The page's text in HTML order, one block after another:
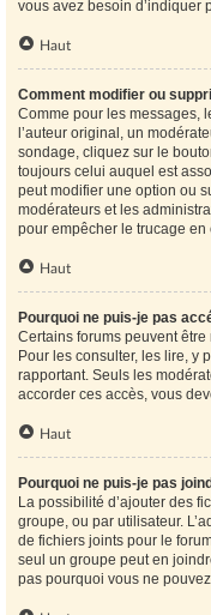
vous avez besoin d’indiquer
Haut
Comment modifier ou
Comme pour les messages,
l’auteur original, un
sondage, cliquez sur le
toujours celui auquel est
peut modifier une option ou
modérateurs et les
pour empêcher le trucage
Haut
Pourquoi ne puis-je pas
Certains forums peuvent
Pour les consulter, les lire, y
rapportant. Seuls les
accorder ces accès, vous
Haut
Pourquoi ne puis-je pas
La possibilité d’ajouter des
groupe, ou par utilisateur.
de fichiers joints pour le
seul un groupe peut en
pas pourquoi vous ne